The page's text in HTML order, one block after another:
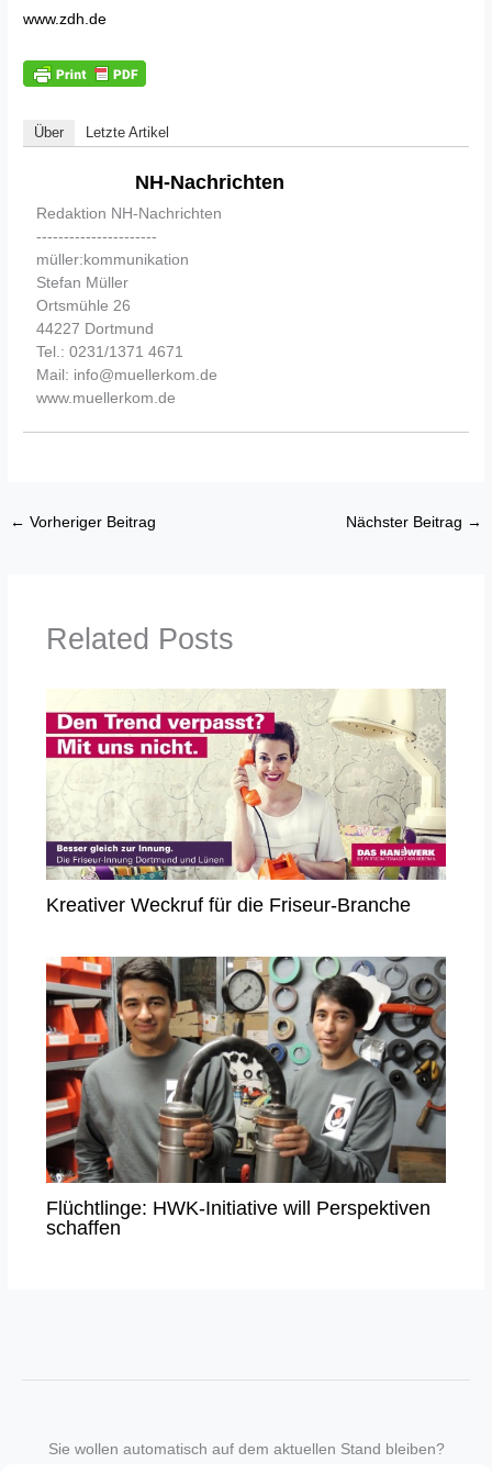
www.zdh.de
Über Letzte Artikel
NH-Nachrichten
Redaktion NH-Nachrichten
----------------------
müller:kommunikation
Stefan Müller
Ortsmühle 26
44227 Dortmund
Tel.: 0231/1371 4671
Mail: info@muellerkom.de
www.muellerkom.de
← Vorheriger Beitrag Nächster Beitrag →
Related Posts
Kreativer Weckruf für die Friseur-Branche
Flüchtlinge: HWK-Initiative will Perspektiven
schaffen
Sie wollen automatisch auf dem aktuellen Stand bleiben?